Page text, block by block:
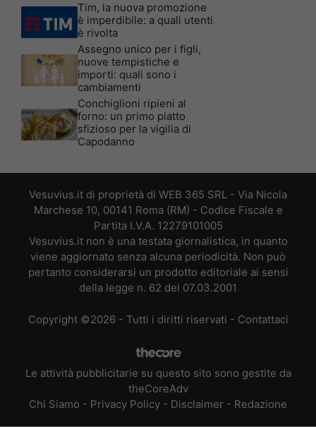
Tim, la nuova promozione
è imperdibile: a quali utenti
è rivolta
Assegno unico per i figli,
nuove tempistiche e
importi: quali sono i
cambiamenti
Conchiglioni ripieni al
forno: un primo piatto
sfizioso per la vigilia di
Capodanno
Vesuvius.it di proprietà di WEB 365 SRL - Via Nicola
Marchese 10, 00141 Roma (RM) - Codice Fiscale e
Partita I.V.A. 12279101005
Vesuvius.it non è una testata giornalistica, in quanto
viene aggiornato senza alcuna periodicità. Non può
pertanto considerarsi un prodotto editoriale ai sensi
della legge n. 62 del 07.03.2001
Copyright ©2026 - Tutti i diritti riservati - Contattaci
Le attività pubblicitarie su questo sito sono gestite da
theCoreAdv
Chi Siamo - Privacy Policy - Disclaimer - Redazione